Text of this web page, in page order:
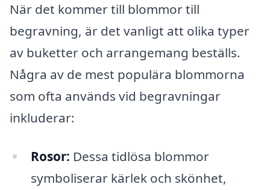
När det kommer till blommor till
begravning, är det vanligt att olika typer
av buketter och arrangemang beställs.
Några av de mest populära blommorna
som ofta används vid begravningar
inkluderar:
Rosor: Dessa tidlösa blommor
symboliserar kärlek och skönhet,